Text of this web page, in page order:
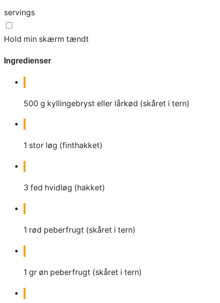
servings
Hold min skærm tændt
Ingredienser
500 g kyllingebryst eller lårkød (skåret i tern)
1 stor løg (finthakket)
3 fed hvidløg (hakket)
1 rød peberfrugt (skåret i tern)
1 gr øn peberfrugt (skåret i tern)